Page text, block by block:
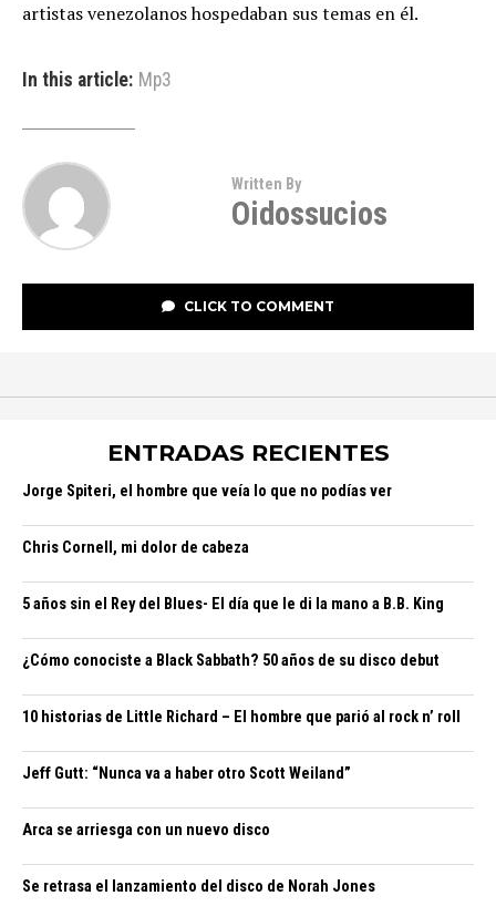
artistas venezolanos hospedaban sus temas en él.
In this article: Mp3
Written By
Oidossucios
CLICK TO COMMENT
ENTRADAS RECIENTES
Jorge Spiteri, el hombre que veía lo que no podías ver
Chris Cornell, mi dolor de cabeza
5 años sin el Rey del Blues- El día que le di la mano a B.B. King
¿Cómo conociste a Black Sabbath? 50 años de su disco debut
10 historias de Little Richard – El hombre que parió al rock n’ roll
Jeff Gutt: “Nunca va a haber otro Scott Weiland”
Arca se arriesga con un nuevo disco
Se retrasa el lanzamiento del disco de Norah Jones